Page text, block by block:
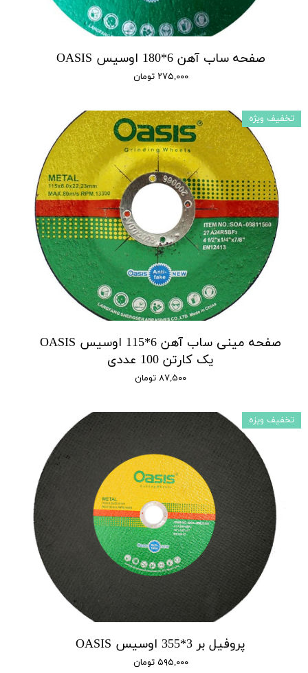
صفحه ساب آهن 6*180 اوسیس OASIS
۲۷۵,۰۰۰ تومان
صفحه مینی ساب آهن 6*115 اوسیس OASIS
یک کارتن 100 عددی
۸۷,۵۰۰ تومان
تخفیف ویژه
پروفیل بر 3*355 اوسیس OASIS
۵۹۵,۰۰۰ تومان
تخفیف ویزه